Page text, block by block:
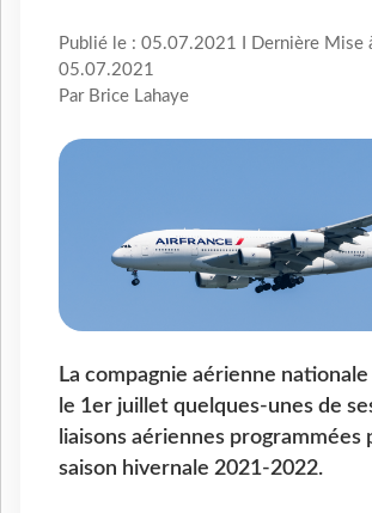
Publié le : 05.07.2021 I Dernière Mise
05.07.2021
Par Brice Lahaye
La compagnie aérienne
le 1er juillet quelques-unes de
liaisons aériennes programmées
saison hivernale 2021-2022.